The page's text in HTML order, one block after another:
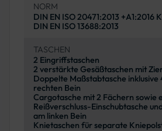
NORM
DIN EN ISO 20471:2013 +A1:2016
DIN EN ISO 13688:2013
TASCHEN
2 Eingriffstaschen
2 verstärkte Gesäßtaschen mit
Doppelte Maßstabtasche
rechten Bein
Cargotasche mit 2 Fächern sowie
Reißverschluss-Einschubtasche
am linken Bein
Knietaschen für separate